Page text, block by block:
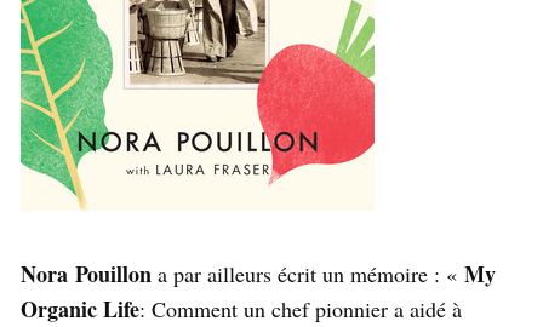
Nora Pouillon a par ailleurs écrit un mémoire : « My
Organic Life: Comment un chef pionnier a aidé à